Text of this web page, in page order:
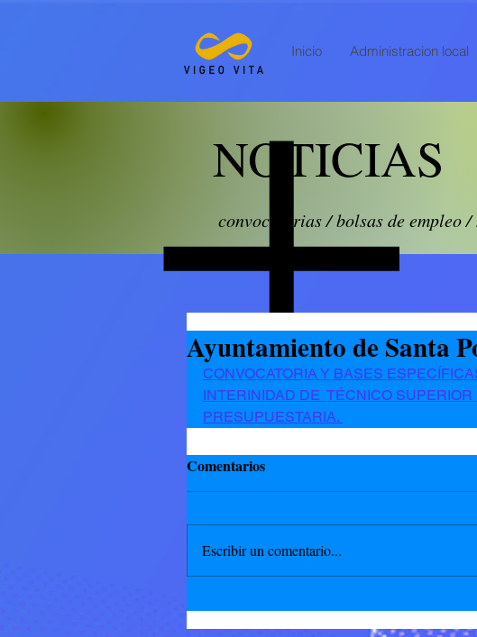
Inicio Administracion local
NOTICIAS
convocatorias / bolsas de empleo /
Ayuntamiento de Santa
CONVOCATORIA Y BASES
INTERINIDAD DE  TÉCNICO
PRESUPUESTARIA.
Comentarios
Escribir un comentario...